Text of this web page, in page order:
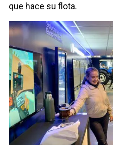
que hace su flota.